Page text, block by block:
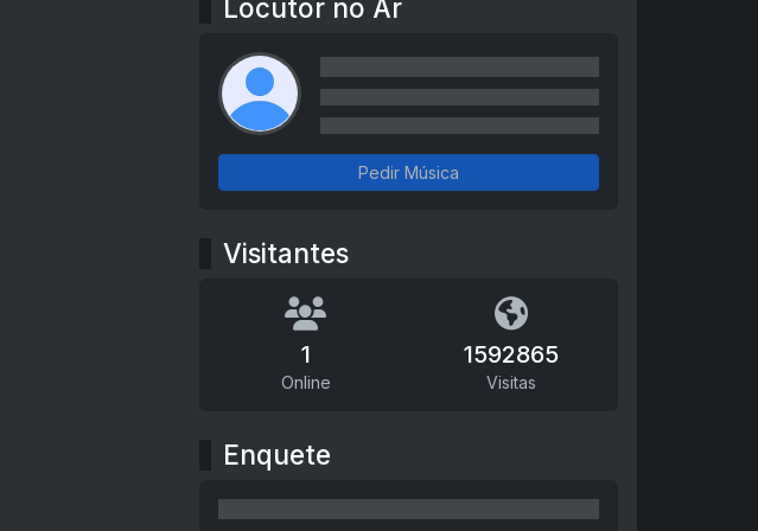
Locutor no Ar
Pedir Música
Visitantes
1
Online
1592865
Visitas
Enquete